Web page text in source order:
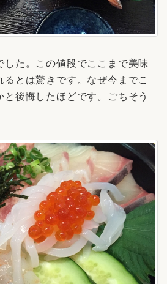
した。この値段でここまで美味
るとは驚きです。なぜ今までこ
後悔したほどです。ごちそう